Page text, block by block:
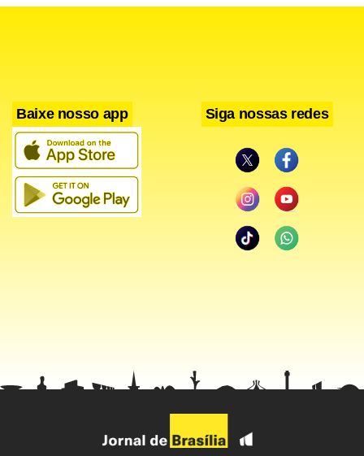
Baixe nosso app Siga nossas redes